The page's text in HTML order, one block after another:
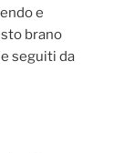
e
brano
seguiti da